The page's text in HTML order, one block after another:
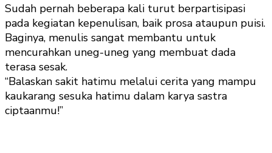
Sudah pernah beberapa kali turut berpartisipasi
pada kegiatan kepenulisan, baik prosa ataupun puisi.
Baginya, menulis sangat membantu untuk
mencurahkan uneg-uneg yang membuat dada
terasa sesak.
“Balaskan sakit hatimu melalui cerita yang mampu
kaukarang sesuka hatimu dalam karya sastra
ciptaanmu!”